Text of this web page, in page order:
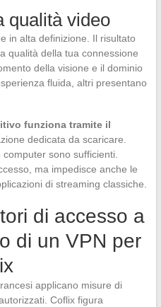
qualità video
in alta definizione. Il risultato
qualità della tua connessione
della visione e il dominio
fluida, altri presentano
funziona tramite il
dedicata da scaricare.
sono sufficienti.
ma impedisce anche le
di streaming classiche.
di accesso a
di un VPN per
applicano misure di
Coflix figura